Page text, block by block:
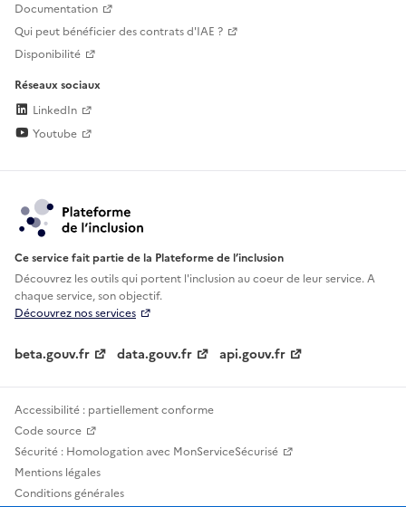
Documentation
Qui peut bénéficier des contrats d'IAE ?
Disponibilité
Réseaux sociaux
LinkedIn
Youtube
Ce service fait partie de la Plateforme de l’inclusion
Découvrez les outils qui portent l'inclusion aucoeur de leur service. A
chaque service, son objectif.
Découvrez nos services
beta.gouv.fr data.gouv.fr api.gouv.fr
Accessibilité : partiellement conforme
Code source
Sécurité : Homologation avec MonServiceSécurisé
Mentions légales
Conditions générales